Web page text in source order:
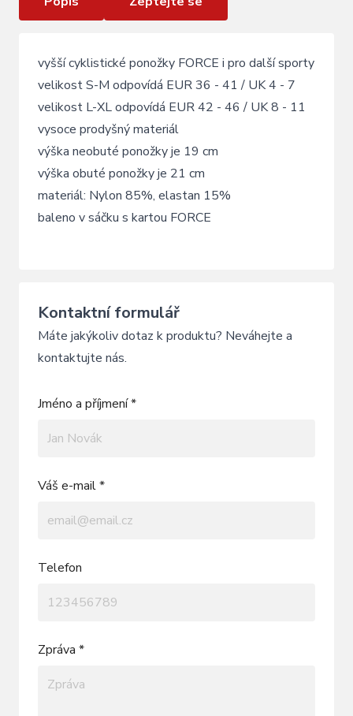
vyšší cyklistické ponožky FORCE i pro další sporty
velikost S-M odpovídá EUR 36 - 41 / UK 4 - 7
velikost L-XL odpovídá EUR 42 - 46 / UK 8 - 11
vysoce prodyšný materiál
výška neobuté ponožky je 19 cm
výška obuté ponožky je 21 cm
materiál: Nylon 85%, elastan 15%
baleno v sáčku s kartou FORCE
Kontaktní formulář
Máte jakýkoliv dotaz k produktu? Neváhejte a
kontaktujte nás.
Jméno a příjmení *
Váš e-mail *
Telefon
Zpráva *